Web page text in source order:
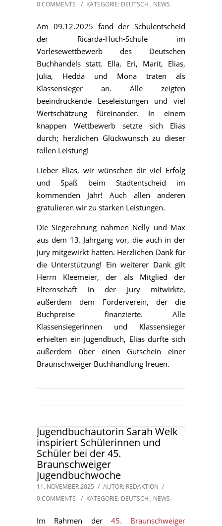
0 COMMENTS / KATEGORIE: DEUTSCH , NEWS
Am 09.12.2025 fand der Schulentscheid
der Ricarda-Huch-Schule im
Vorlesewettbewerb des Deutschen
Buchhandels statt. Ella, Eri, Marit, Elias,
Julia, Hedda und Mona traten als
Klassensieger an. Alle zeigten
beeindruckende Leseleistungen und viel
Wertschätzung füreinander. In einem
knappen Wettbewerb setzte sich Elias
durch; herzlichen Glückwunsch zu dieser
tollen Leistung!
Lieber Elias, wir wünschen dir viel Erfolg
und Spaß beim Stadtentscheid im
kommenden Jahr! Auch allen anderen
gratulieren wir zu starken Leistungen.
Die Siegerehrung nahmen Nelly und Max
aus dem 13. Jahrgang vor, die auch in der
Jury mitgewirkt hatten. Herzlichen Dank für
die Unterstützung! Ein weiterer Dank gilt
Herrn Kleemeier, der als Mitglied der
Elternschaft in der Jury mitwirkte,
außerdem dem Förderverein, der die
Buchpreise finanzierte. Alle
Klassensiegerinnen und Klassensieger
erhielten ein Jugendbuch, Elias durfte sich
außerdem über einen Gutschein einer
Braunschweiger Buchhandlung freuen.
Jugendbuchautorin Sarah Welk
inspiriert Schülerinnen und
Schüler bei der 45.
Braunschweiger
Jugendbuchwoche
11. NOVEMBER 2025 / AUTOR: REDAKTION /
0 COMMENTS
/ KATEGORIE: DEUTSCH , NEWS
Im Rahmen der 45. Braunschweiger